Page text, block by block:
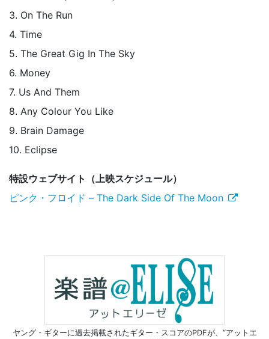
3. On The Run
4. Time
5. The Great Gig In The Sky
6. Money
7. Us And Them
8. Any Colour You Like
9. Brain Damage
10. Eclipse
特設ウェブサイト（上映スケジュール）
ピンク・フロイド – The Dark Side Of The Moon
ヤング・ギターに過去掲載されたギター・スコアのPDFが、 “アットエ